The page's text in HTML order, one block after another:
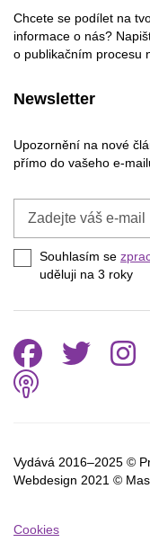
Chcete se podílet na
informace o nás?
o publikačním procesu
Newsletter
Upozornění na nové
přímo do vašeho e-
e-
mail
Souhlasím se
uděluji na 3 roky
Vydává 2016–2025 ©
Webdesign 2021 ©
Cookies